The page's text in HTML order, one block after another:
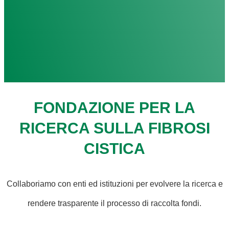
FONDAZIONE PER LA
RICERCA SULLA FIBROSI
CISTICA
Collaboriamo con enti ed istituzioni per evolvere la ricerca e
rendere trasparente il processo di raccolta fondi.